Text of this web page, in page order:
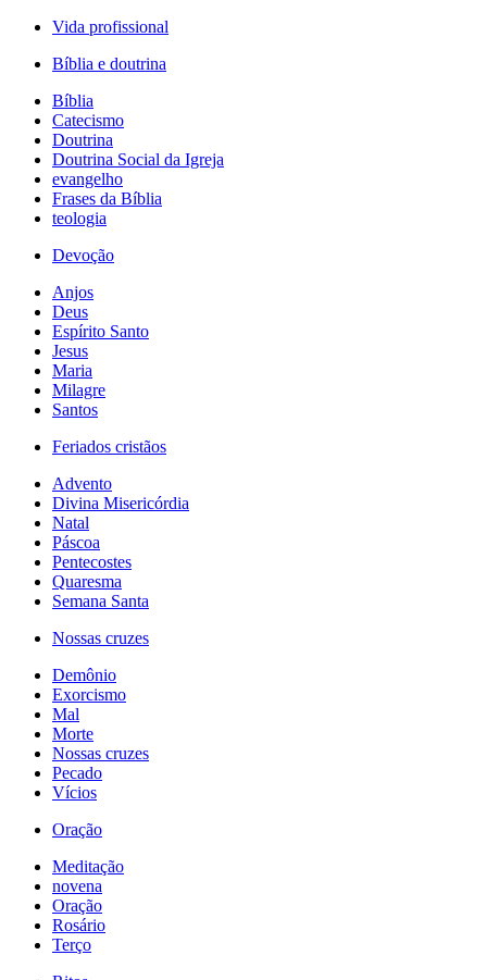
Vida profissional
Bíblia e doutrina
Bíblia
Catecismo
Doutrina
Doutrina Social da Igreja
evangelho
Frases da Bíblia
teologia
Devoção
Anjos
Deus
Espírito Santo
Jesus
Maria
Milagre
Santos
Feriados cristãos
Advento
Divina Misericórdia
Natal
Páscoa
Pentecostes
Quaresma
Semana Santa
Nossas cruzes
Demônio
Exorcismo
Mal
Morte
Nossas cruzes
Pecado
Vícios
Oração
Meditação
novena
Oração
Rosário
Terço